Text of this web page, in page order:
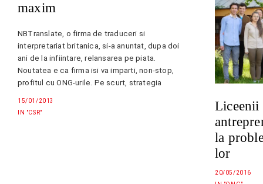
maxim
NBTranslate, o firma de traduceri si
interpretariat britanica, si-a anuntat, dupa doi
ani de la infiintare, relansarea pe piata.
Noutatea e ca firma isi va imparti, non-stop,
profitul cu ONG-urile. Pe scurt, strategia
15/01/2013
IN "CSR"
Liceenii
la
lor
20/05/2016